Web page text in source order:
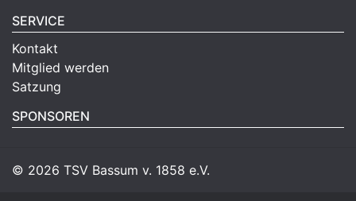
SERVICE
Kontakt
Mitglied werden
Satzung
SPONSOREN
© 2026 TSV Bassum v. 1858 e.V.